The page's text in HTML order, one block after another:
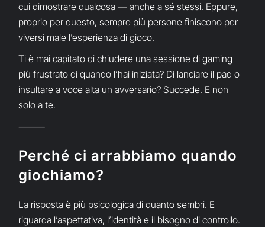
cui dimostrare qualcosa — anche a sé stessi. Eppure,
proprio per questo, sempre più persone finiscono per
viversi male l’esperienza di gioco.
Ti è mai capitato di chiudere una sessione di gaming
più frustrato di quando l’hai iniziata? Di lanciare il pad o
insultare a voce alta un avversario? Succede. E non
solo a te.
⸻
Perché ci arrabbiamo quando
giochiamo?
La risposta è più psicologica di quanto sembri. E
riguarda l’aspettativa, l’identità e il bisogno di controllo.